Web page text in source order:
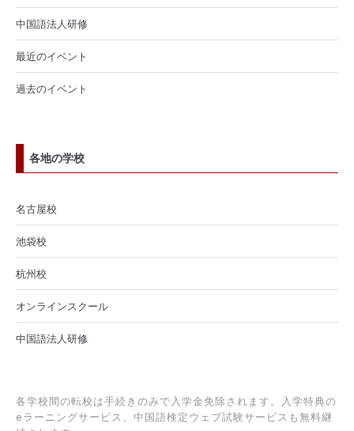
中国語法人研修
最近のイベント
過去のイベント
各地の学校
名古屋校
池袋校
杭州校
オンラインスクール
中国語法人研修
各学校間の転校は手続きのみで入学金免除されます。入学特典の
eラーニングサービス、中国語検定ウェブ試験サービスも無料継